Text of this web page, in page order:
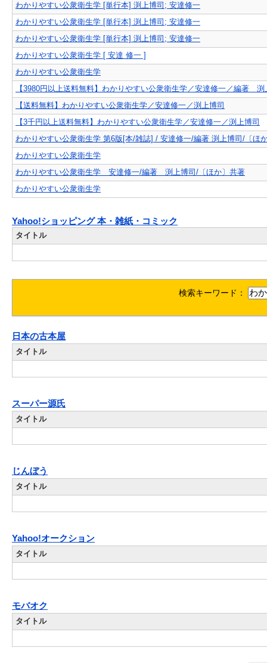
わかりやすい公衆衛生学 [単行本] 渕上博司; 安達修一
わかりやすい公衆衛生学 [単行本] 渕上博司; 安達修一
わかりやすい公衆衛生学 [単行本] 渕上博司; 安達修一
わかりやすい公衆衛生学 [ 安達 修一 ]
わかりやすい公衆衛生学
【3980円以上送料無料】わかりやすい公衆衛生学／安達修一／編著
【送料無料】わかりやすい公衆衛生学／安達修一／渕上博司
【3千円以上送料無料】わかりやすい公衆衛生学／安達修一／渕上博司
わかりやすい公衆衛生学 第6版[本/雑誌] / 安達修一/編著 渕上博司/〔ほ
わかりやすい公衆衛生学
わかりやすい公衆衛生学 安達修一/編著 渕上博司/〔ほか〕共著
わかりやすい公衆衛生学
Yahoo!ショッピング 本・雑紙・コミック
タイトル
検索キーワード：
日本の古本屋
タイトル
スーパー源氏
タイトル
じんぼう
タイトル
Yahoo!オークション
タイトル
モバオク
タイトル